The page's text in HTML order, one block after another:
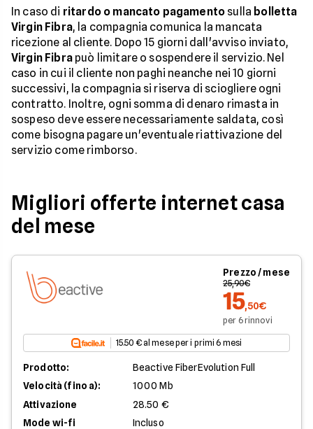
In caso di ritardo o mancato pagamento sulla bolletta
Virgin Fibra, la compagnia comunica la mancata
ricezione al cliente. Dopo 15 giorni dall'avviso inviato,
Virgin Fibrapuò limitare o sospendere il servizio. Nel
caso in cui il cliente non paghi neanche nei 10 giorni
successivi, la compagnia si riserva di sciogliere ogni
contratto. Inoltre, ogni somma di denaro rimasta in
sospeso deve essere necessariamente saldata, così
come bisogna pagare un'eventuale riattivazione del
servizio come rimborso.
Migliori offerte internet casa
del mese
Prezzo / mese
25,90€
15,50€
per 6 rinnovi
15.50 € al mese per i primi 6 mesi
Prodotto:
Beactive FiberEvolution Full
Velocità (fino a):
1000 Mb
Attivazione
28.50 €
Mode wi-fi
Incluso